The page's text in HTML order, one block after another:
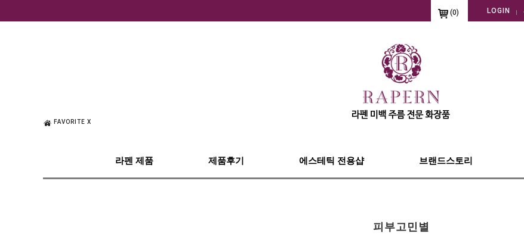
(0) LOGIN
FAVORITE X
라펜 제품 제품후기 에스테틱 전용샵 브랜드스토리
피부고민별